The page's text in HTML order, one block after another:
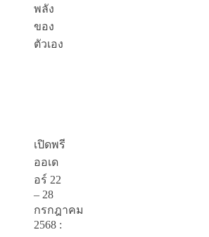
พลัง
ของ
ตัวเอง
เปิดพรี
ออเด
อร์ 22
– 28
กรกฎาคม
2568 :